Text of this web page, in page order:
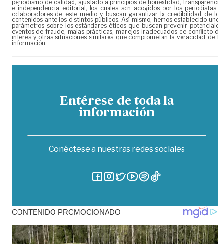
periodismo de calidad, ajustado a principios de honestidad,
e independencia editorial, los cuales son acogidos por los periodistas
colaboradores de este medio y buscan garantizar la credibilidad de
contenidos ante los distintos públicos. Así mismo, hemos establecido
parámetros sobre los estándares éticos que buscan prevenir
eventos de fraude, malas prácticas, manejos inadecuados de conflicto
interés y otras situaciones similares que comprometan la veracidad de
información.
Entérese de toda la
información
Conéctese a nuestras redes sociales